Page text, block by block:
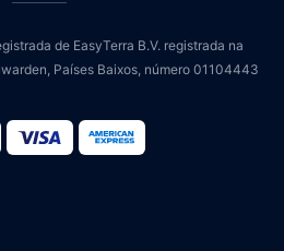
de EasyTerra B.V. registrada na
Países Baixos, número 01104443